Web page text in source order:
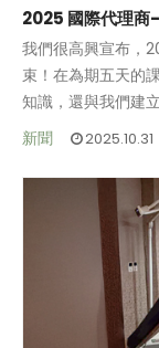
2025 國際代理商
我們很高興宣布，
束！在為期五天的
知識，還與我們建
契。
除了專業訓練外，
同，收穫滿滿。
這不僅是一次知識
期待與所有夥伴一
新聞 2025.10.31